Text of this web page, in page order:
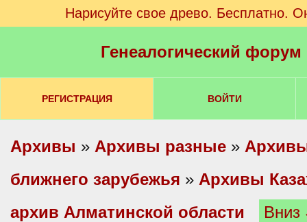
Нарисуйте свое древо. Бесплатно.
Генеалогический
РЕГИСТРАЦИЯ ВОЙТИ
Архивы » Архивы разные »
ближнего зарубежья » Архивы
архив Алматинской области